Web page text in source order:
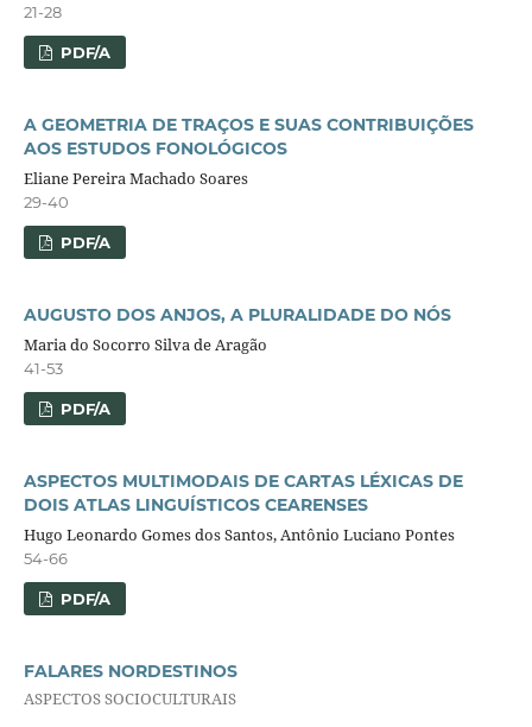
21-28
PDF/A
A GEOMETRIA DE TRAÇOS E SUAS CONTRIBUIÇÕES
AOS ESTUDOS FONOLÓGICOS
Eliane Pereira Machado Soares
29-40
PDF/A
AUGUSTO DOS ANJOS, A PLURALIDADE DO NÓS
Maria do Socorro Silva de Aragão
41-53
PDF/A
ASPECTOS MULTIMODAIS DE CARTAS LÉXICAS DE
DOIS ATLAS LINGUÍSTICOS CEARENSES
Hugo Leonardo Gomes dos Santos, Antônio Luciano Pontes
54-66
PDF/A
FALARES NORDESTINOS
ASPECTOS SOCIOCULTURAIS